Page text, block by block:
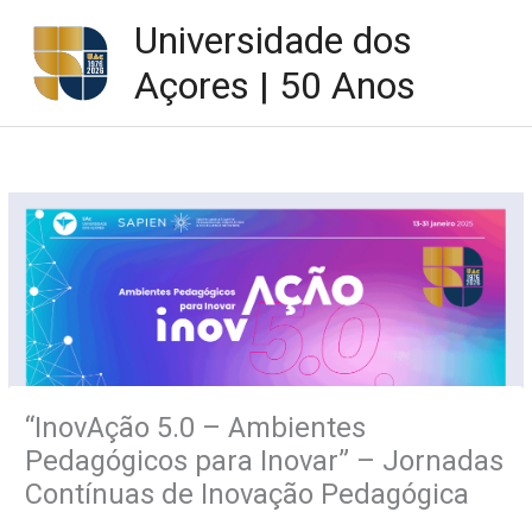
content
Universidade dos
Açores | 50 Anos
“InovAção 5.0 – Ambientes
Pedagógicos para Inovar” – Jornadas
Contínuas de Inovação Pedagógica